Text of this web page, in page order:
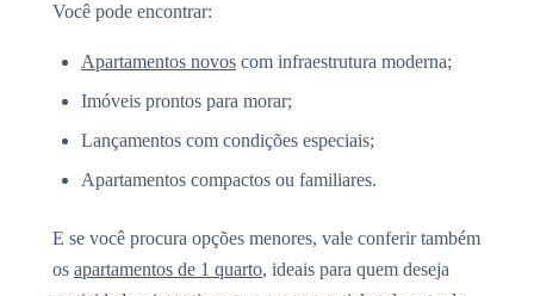
Você pode encontrar:
Apartamentos novos com infraestrutura moderna;
Imóveis prontos para morar;
Lançamentos com condições especiais;
Apartamentos compactos ou familiares.
E se você procura opções menores, vale conferir também
os apartamentos de 1 quarto, ideais para quem deseja